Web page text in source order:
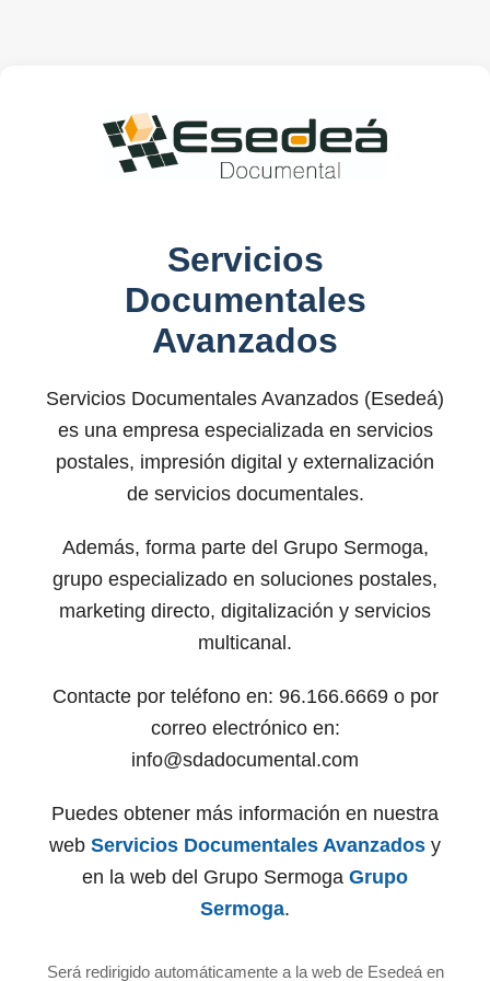
Servicios
Documentales
Avanzados
Servicios Documentales Avanzados (Esedeá)
es una empresa especializada en servicios
postales, impresión digital y externalización
de servicios documentales.
Además, forma parte del Grupo Sermoga,
grupo especializado en soluciones postales,
marketing directo, digitalización y servicios
multicanal.
Contacte por teléfono en: 96.166.6669 o por
correo electrónico en:
info@sdadocumental.com
Puedes obtener más información en nuestra
web Servicios Documentales Avanzados y
en la web del Grupo Sermoga Grupo
Sermoga.
Será redirigido automáticamente a la web de Esedeá en